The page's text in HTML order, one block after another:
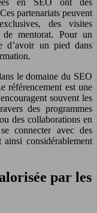
en SEO ont des
partenariats peuvent
des visites
de mentorat. Pour un
d’avoir un pied dans
le domaine du SEO
référencement est une
souvent les
des programmes
des collaborations en
connecter avec des
considérablement
par les